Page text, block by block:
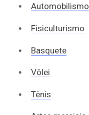
Automobilismo
Fisiculturismo
Basquete
Vôlei
Tênis